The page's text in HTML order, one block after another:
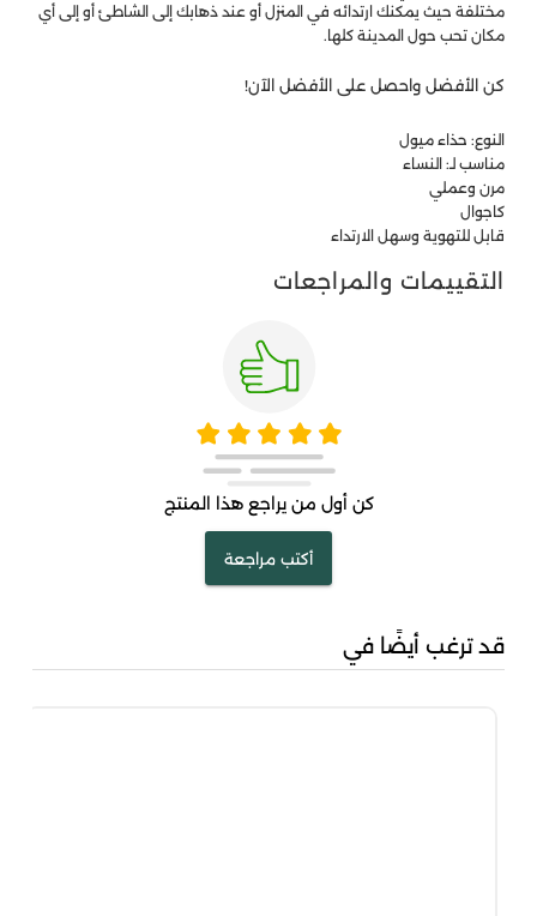
مختلفة حيث يمكنك ارتدائه في المنزل أو عند ذهابك إلى الشاطئ أو إلى أي
مكان تحب حول المدينة كلها.
كن الأفضل واحصل على الأفضل الآن!
النوع: حذاء ميول
مناسب لـ: النساء
مرن وعملي
كاجوال
قابل للتهوية وسهل الارتداء
التقييمات والمراجعات
كن أول من يراجع هذا المنتج
أكتب مراجعة
قد ترغب أيضًا في